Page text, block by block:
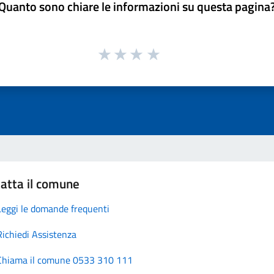
sono chiare le informazioni su questa
il comune
le domande frequenti
Assistenza
il comune 0533 310 111